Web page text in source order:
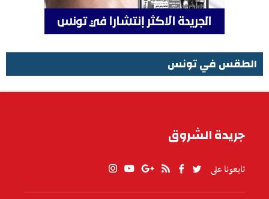
الطقس في تونس
جريدة الشروق
تابعونا على